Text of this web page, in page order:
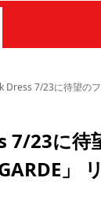
Dress 7/23に待望の
23に待
」